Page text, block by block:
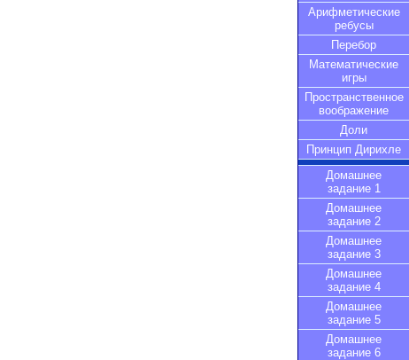
Арифметические
ребусы
Перебор
Математические
игры
Пространственное
воображение
Доли
Принцип Дирихле
Домашнее
задание 1
Домашнее
задание 2
Домашнее
задание 3
Домашнее
задание 4
Домашнее
задание 5
Домашнее
задание 6